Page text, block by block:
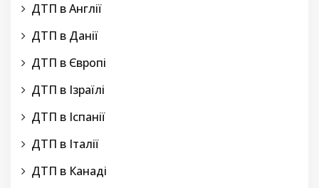
ДТП в Англії
ДТП в Данії
ДТП в Європі
ДТП в Ізраїлі
ДТП в Іспанії
ДТП в Італії
ДТП в Канаді